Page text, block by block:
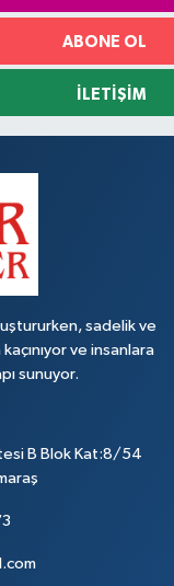
ABONE OL
İLETIŞIM
sadelik ve
ve insanlara
sunuyor.
B Blok Kat:8/54